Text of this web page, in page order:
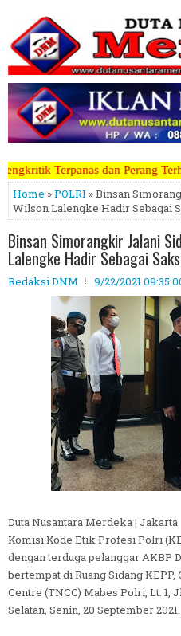
Terhadap Koruptor,
Home »POLRI » Binsan
Wilson Lalengke Hadir Sebagai
Binsan Simorangkir Jalani
Lalengke Hadir Sebagai
Redaksi DNM 9/22/2021
Duta Nusantara Merdeka | Jakarta
Komisi Kode Etik Profesi Polri
dengan terduga pelanggar AKBP
bertempat di Ruang Sidang
Centre (TNCC) Mabes Polri, Lt. 1,
Selatan, Senin, 20 September 2021.